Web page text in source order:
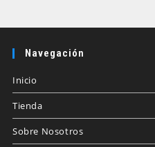
Navegación
Inicio
Tienda
Sobre Nosotros